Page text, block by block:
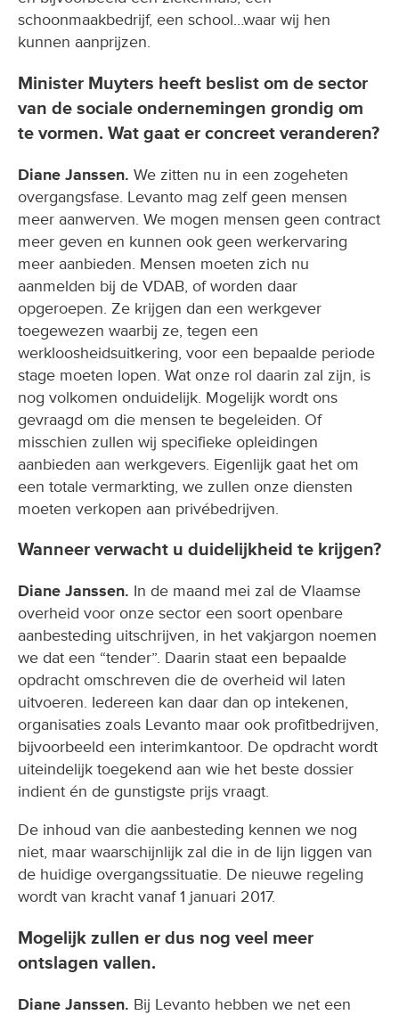
schoonmaakbedrijf, een school…waar wij hen
kunnen aanprijzen.
Minister Muyters heeft beslist om de sector
van de sociale ondernemingen grondig om
te vormen. Wat gaat er concreet veranderen?
Diane Janssen. We zitten nu in een zogeheten
overgangsfase. Levanto mag zelf geen mensen
meer aanwerven. We mogen mensen geen contract
meer geven en kunnen ook geen werkervaring
meer aanbieden. Mensen moeten zich nu
aanmelden bij de VDAB, of worden daar
opgeroepen. Ze krijgen dan een werkgever
toegewezen waarbij ze, tegen een
werkloosheidsuitkering, voor een bepaalde periode
stage moeten lopen. Wat onze rol daarin zal zijn, is
nog volkomen onduidelijk. Mogelijk wordt ons
gevraagd om die mensen te begeleiden. Of
misschien zullen wij specifieke opleidingen
aanbieden aan werkgevers. Eigenlijk gaat het om
een totale vermarkting, we zullen onze diensten
moeten verkopen aan privébedrijven.
Wanneer verwacht u duidelijkheid te krijgen?
Diane Janssen. In de maand mei zal de Vlaamse
overheid voor onze sector een soort openbare
aanbesteding uitschrijven, in het vakjargon noemen
we dat een “tender”. Daarin staat een bepaalde
opdracht omschreven die de overheid wil laten
uitvoeren. Iedereen kan daar dan op intekenen,
organisaties zoals Levanto maar ook profitbedrijven,
bijvoorbeeld een interimkantoor. De opdracht wordt
uiteindelijk toegekend aan wie het beste dossier
indient én de gunstigste prijs vraagt.
De inhoud van die aanbesteding kennen we nog
niet, maar waarschijnlijk zal die in de lijn liggen van
de huidige overgangssituatie. De nieuwe regeling
wordt van kracht vanaf 1 januari 2017.
Mogelijk zullen er dus nog veel meer
ontslagen vallen.
Diane Janssen. Bij Levanto hebben we net een